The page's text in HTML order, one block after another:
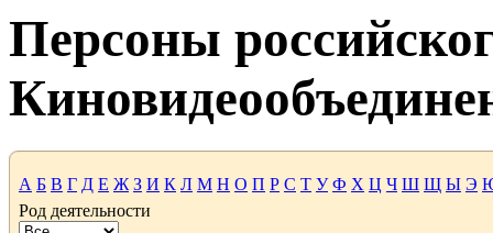
Персоны
А Б В Г Д Е Ж З И К Л М Н О П Р С Т У Ф Х Ц Ч Ш Щ Ы Э
Род деятельности